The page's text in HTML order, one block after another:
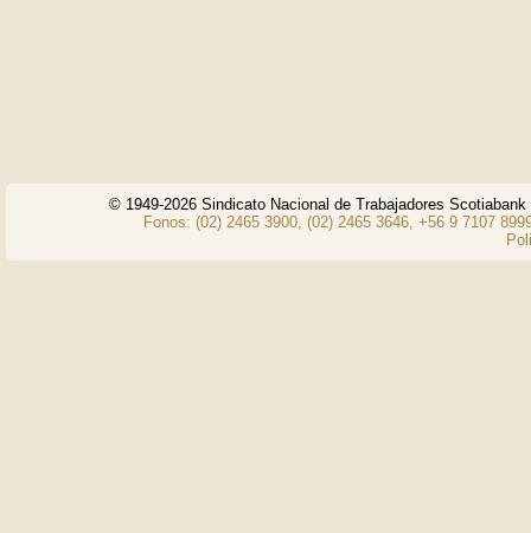
© 1949-2026 Sindicato Nacional de Trabajadores
Fonos: (02) 2465 3900, (02) 2465 3646, +56 9 7107